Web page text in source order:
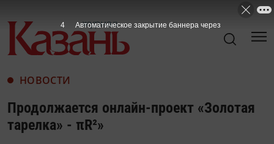
НОВОСТИ
Продолжается онлайн-проект «Золотая
тарелка» - πR²»
4 Автоматическое закрытие баннера через